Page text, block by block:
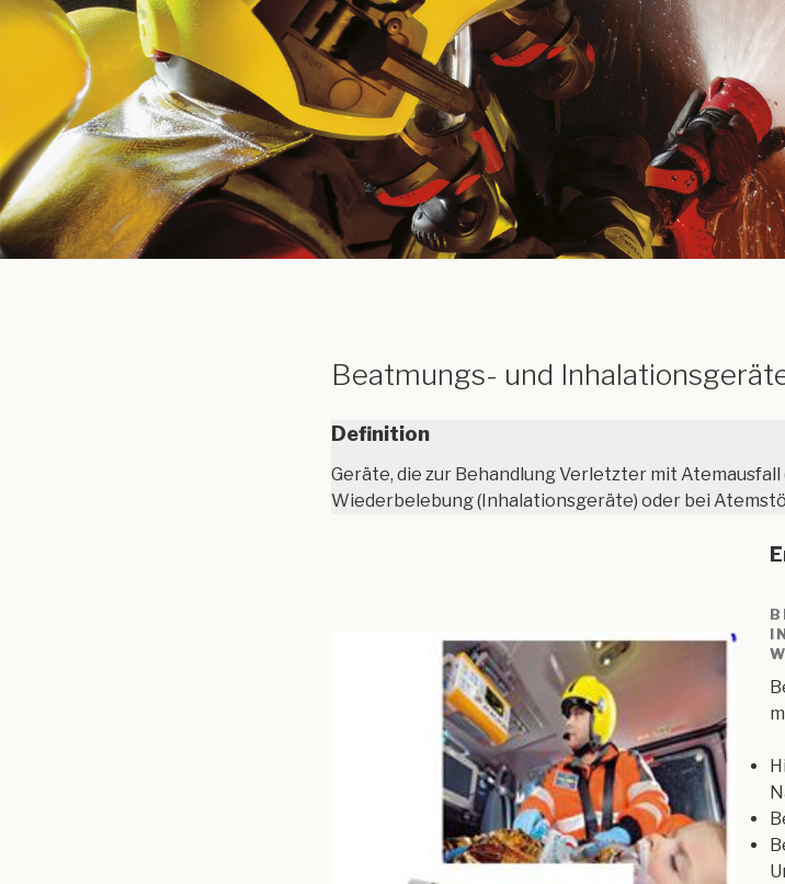
Beatmungs- und
Definition
Geräte, die zur Behandlung Verletzter mit
Wiederbelebung (Inhalationsgeräte) oder bei